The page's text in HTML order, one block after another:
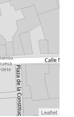
Leaflet